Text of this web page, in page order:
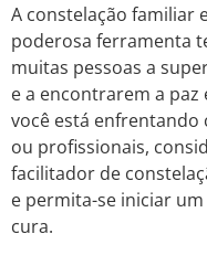
A constelação familiar
poderosa ferramenta
muitas pessoas a
e a encontrarem a paz
você está
ou profissionais,
facilitador de
e permita-se iniciar
cura.